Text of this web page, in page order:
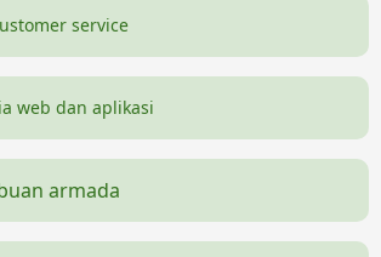
service
web dan aplikasi
armada